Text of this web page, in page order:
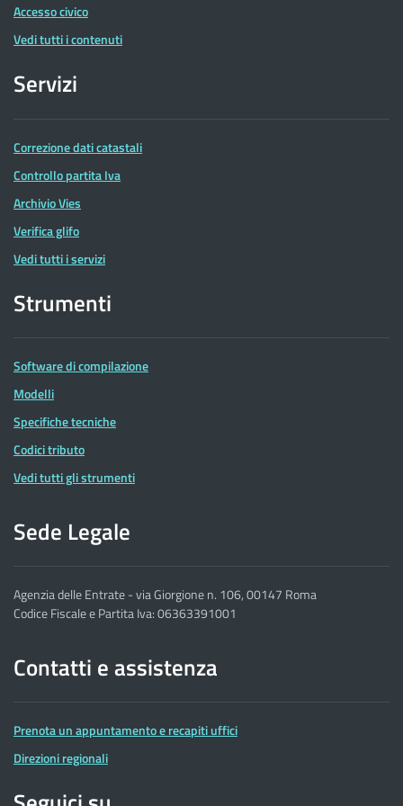
Accesso civico
Vedi tutti i contenuti
Servizi
Correzione dati catastali
Controllo partita Iva
Archivio Vies
Verifica glifo
Vedi tutti i servizi
Strumenti
Software di compilazione
Modelli
Specifiche tecniche
Codici tributo
Vedi tutti gli strumenti
Sede Legale
Agenzia delle Entrate - via Giorgione n. 106, 00147 Roma
Codice Fiscale e Partita Iva: 06363391001
Contatti e assistenza
Prenota un appuntamento e recapiti uffici
Direzioni regionali